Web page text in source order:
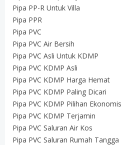
Pipa PP-R Untuk Villa
Pipa PPR
Pipa PVC
Pipa PVC Air Bersih
Pipa PVC Asli Untuk KDMP
Pipa PVC KDMP Asli
Pipa PVC KDMP Harga Hemat
Pipa PVC KDMP Paling Dicari
Pipa PVC KDMP Pilihan Ekonomis
Pipa PVC KDMP Terjamin
Pipa PVC Saluran Air Kos
Pipa PVC Saluran Rumah Tangga